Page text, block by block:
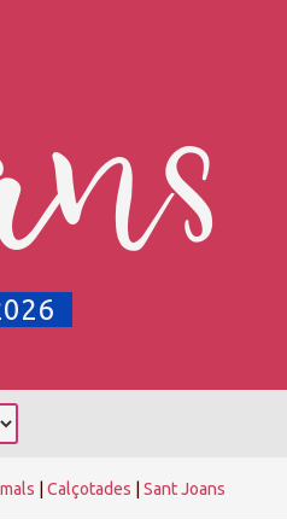
Calçotades Sant Joans